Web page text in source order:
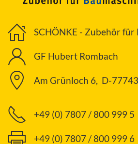
SCHÖNKE - Zubehör für
GF Hubert Rombach
Am Grünloch 6, D-
+49 (0) 7807 / 800 999 5
+49 (0) 7807 / 800 999 6